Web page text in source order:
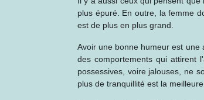
plus épuré. En outre, la femme
est de plus en plus grand.
Avoir une bonne humeur est une
des comportements qui attirent
possessives, voire jalouses, ne
plus de tranquillité est la meilleure